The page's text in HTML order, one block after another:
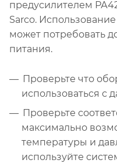
предусилителем
Sarco.
может потребовать
питания.
Проверьте что
использоваться с
Проверьте
максимально
температуры и
используйте